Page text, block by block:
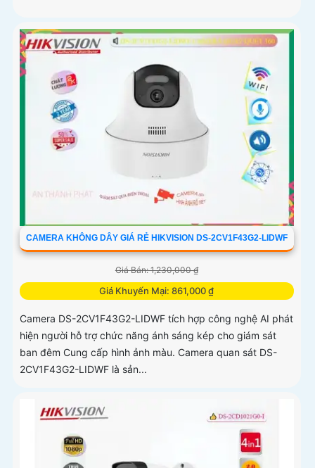
CAMERA KHÔNG DÂY GIÁ RẺ HIKVISION DS-2CV1F43G2-LIDWF
Giá Bán: 1,230,000 ₫
Giá Khuyến Mại: 861,000 ₫
Camera DS-2CV1F43G2-LIDWF tích hợp công nghệ AI phát
hiện người hỗ trợ chức năng ánh sáng kép cho giám sát
ban đêm Cung cấp hình ảnh màu. Camera quan sát DS-
2CV1F43G2-LIDWF là sản...